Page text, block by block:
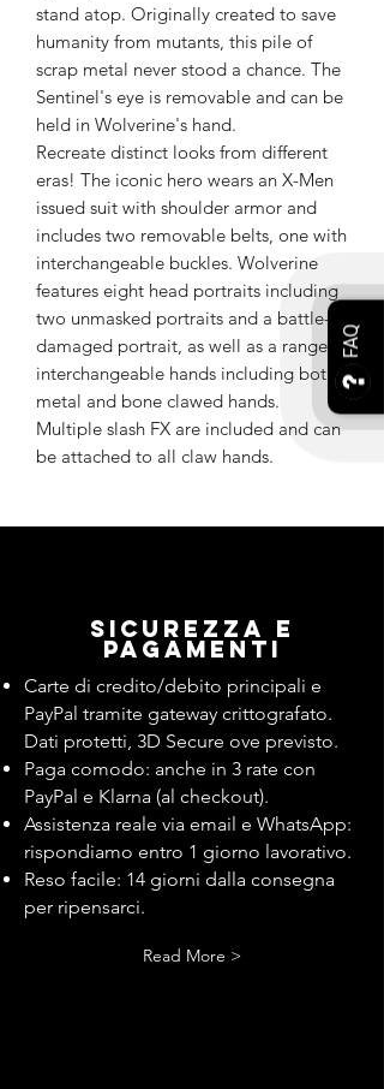
FAQ
stand atop. Originally created to save
humanity from mutants, this pile of
scrap metal never stood a chance. The
Sentinel's eye is removable and can be
held in Wolverine's hand.
Recreate distinct looks from different
eras! The iconic hero wears an X-Men
issued suit with shoulder armor and
includes two removable belts, one with
interchangeable buckles. Wolverine
features eight head portraits including
two unmasked portraits and a battle-
damaged portrait, as well as a range of
interchangeable hands including both
metal and bone clawed hands.
Multiple slash FX are included and can
be attached to all claw hands.
Sicurezza e
pagamenti
Carte di credito/debito principali e
PayPal tramite gateway crittografato.
Dati protetti, 3D Secure ove previsto.
Paga comodo: anche in 3 rate con
PayPal e Klarna (al checkout).
Assistenza reale via email e WhatsApp:
rispondiamo entro 1 giorno lavorativo.
Reso facile: 14 giorni dalla consegna
per ripensarci.
Read More >